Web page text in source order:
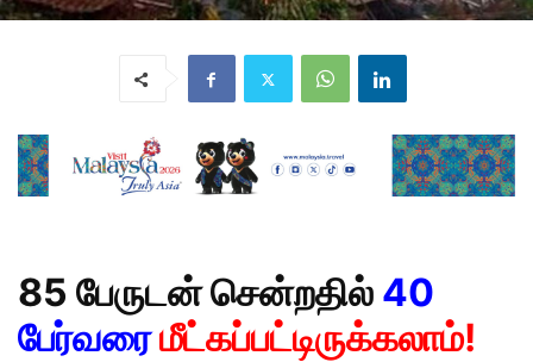
85 பேருடன் சென்றதில் 40
பேர்வரைமீட்கப்பட்டிருக்கலாம்!